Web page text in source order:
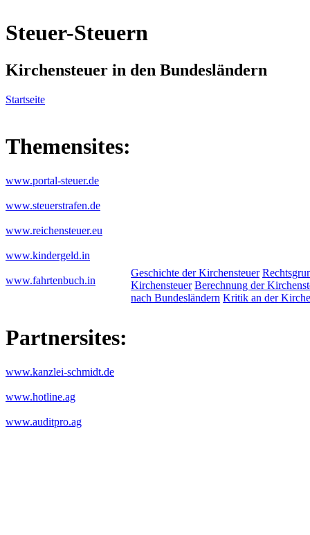
Steuer-Steuern
Kirchensteuer in den Bundesländern
Startseite
Themensites:
www.portal-steuer.de
www.steuerstrafen.de
www.reichensteuer.eu
www.kindergeld.in
www.fahrtenbuch.in
Partnersites:
www.kanzlei-schmidt.de
www.hotline.ag
www.auditpro.ag
Geschichte der Kirchensteuer
Kirchensteuer Berechnung der
nach Bundesländern Kritik an der